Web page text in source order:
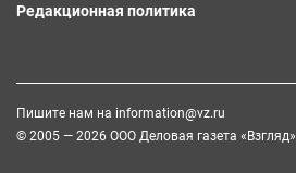
Редакционная политика
Пишите нам на information@vz.ru
© 2005 — 2026 ООО Деловая газета «Взгляд»